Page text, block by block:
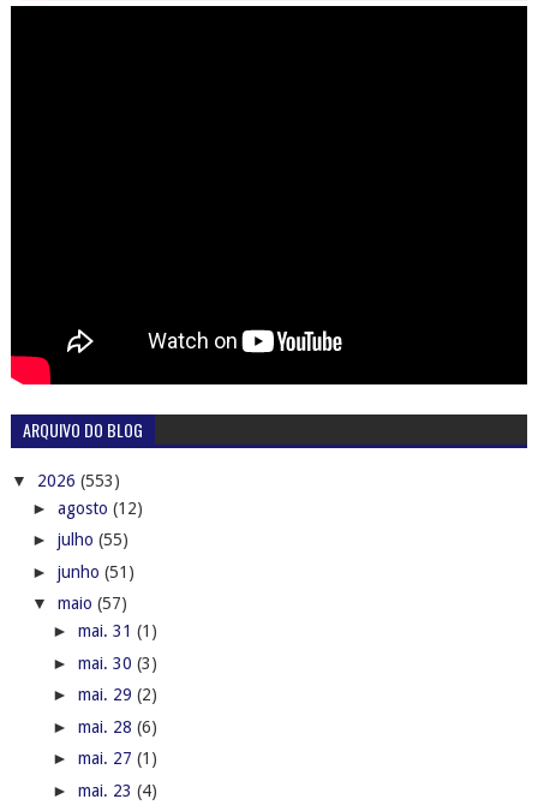
ARQUIVO DO BLOG
▼ 2026 (553)
► agosto (12)
► julho (55)
► junho (51)
▼ maio (57)
► mai. 31 (1)
► mai. 30 (3)
► mai. 29 (2)
► mai. 28 (6)
► mai. 27 (1)
► mai. 23 (4)